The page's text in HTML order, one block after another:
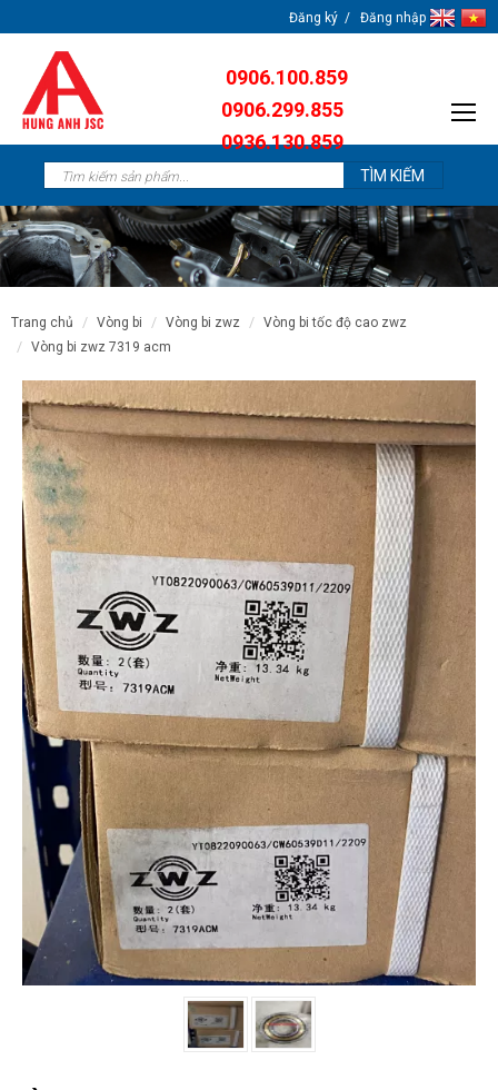
Đăng ký Đăng nhập
0906.100.859
0906.299.855
0936.130.859
trang chủ vòng bi vòng bi zwz
vòng bi tốc độ cao zwz
vòng bi zwz 7319 acm